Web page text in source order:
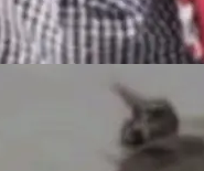
M
置 > 搜
字，
对于
陌
示，AI
报道